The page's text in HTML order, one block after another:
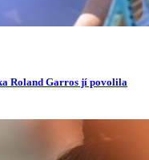
Roland Garros jí povolila